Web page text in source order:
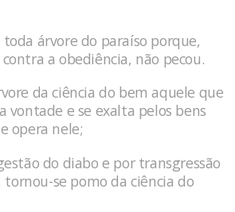
árvore do pa­raíso porque,
a obediência, não pecou.
da ciência do bem aquele que
vontade e se exalta pelos bens
opera nele;
do diabo e por trans­gressão
se pomo da ciên­cia do